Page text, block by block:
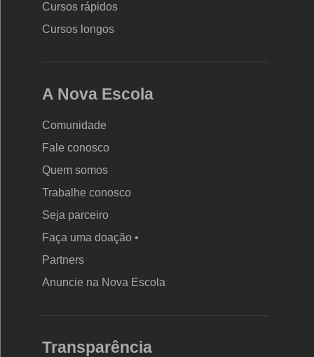
Cursos rápidos
Cursos longos
A Nova Escola
Comunidade
Fale conosco
Quem somos
Trabalhe conosco
Seja parceiro
Faça uma doação •
Partners
Anuncie na Nova Escola
Transparência